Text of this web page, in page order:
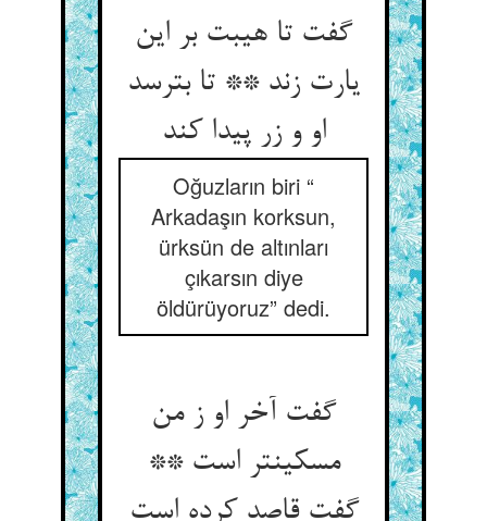
گفت تا هیبت بر این
یارت زند ** تا بترسد
او و زر پیدا کند
Oğuzların biri “
Arkadaşın korksun,
ürksün de altınları
çıkarsın diye
öldürüyoruz” dedi.
گفت آخر او ز من
مسکین‏تر است **
گفت قاصد کرده است